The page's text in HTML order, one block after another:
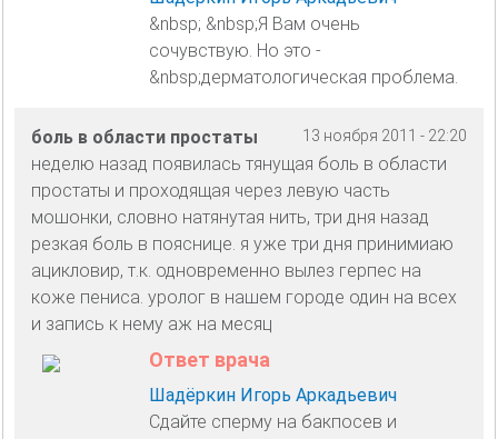
&nbsp; &nbsp;Я Вам очень
сочувствую. Но это -
&nbsp;дерматологическая проблема.
13 ноября 2011 - 22:20
боль в области простаты
неделю назад появилась тянущая боль в области
простаты и проходящая через левую часть
мошонки, словно натянутая нить, три дня назад
резкая боль в пояснице. я уже три дня принимиаю
ацикловир, т.к. одновременно вылез герпес на
коже пениса. уролог в нашем городе один на всех
и запись к нему аж на месяц
Ответ врача
Шадёркин Игорь Аркадьевич
Сдайте сперму на бакпосев и